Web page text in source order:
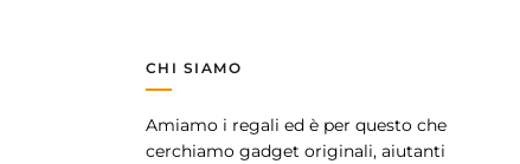
CHI SIAMO
Amiamo i regali ed è per questo che
cerchiamo gadget originali, aiutanti